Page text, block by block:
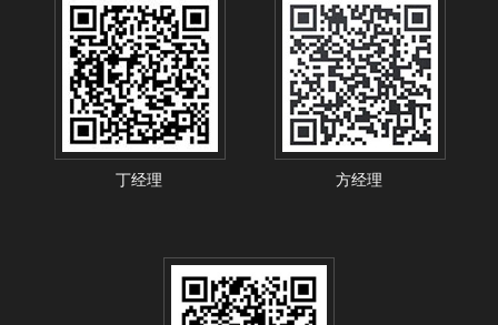
丁经理 方经理